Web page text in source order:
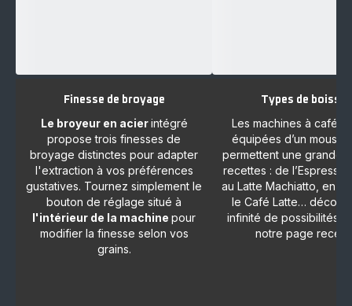
Finesse de broyage
Le broyeur en acierintégré
propose trois finesses de
broyage distinctes pour adapter
l'extraction à vos préférences
gustatives. Tournez simplement le
bouton de réglage situé à
l'intérieur de la machine pour
modifier la finesse selon vos
grains.
Types de
Les machines à café
équipées d’un
permettent une grande
recettes : de l’Espresso
au Latte Machiatto, en
le Café Latte…
infinité de possibilités
notre page